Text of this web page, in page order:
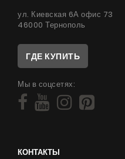
ул. Киевская 6А офис 73
46000 Тернополь
ГДЕ КУПИТЬ
Мы в соцсетях:
КОНТАКТЫ